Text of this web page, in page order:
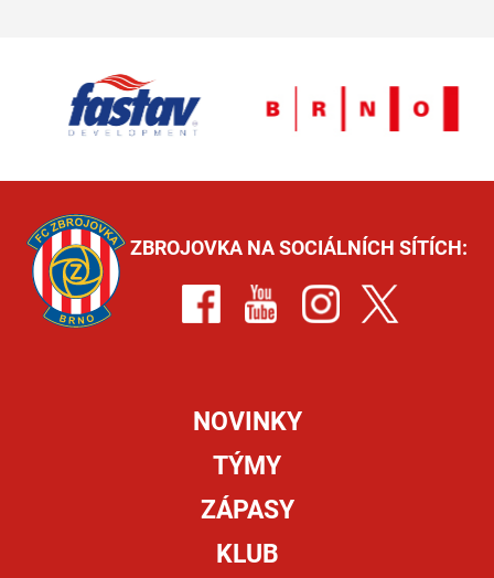
ZBROJOVKA NA SOCIÁLNÍCH SÍTÍCH:
NOVINKY
TÝMY
ZÁPASY
KLUB